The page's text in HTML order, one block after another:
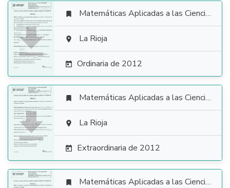

 Matemáticas Aplicadas a las Ciencias Sociales
 La Rioja
 Ordinaria de 2012

 Matemáticas Aplicadas a las Ciencias Sociales
 La Rioja
 Extraordinaria de 2012
 Matemáticas Aplicadas a las Ciencias Sociales